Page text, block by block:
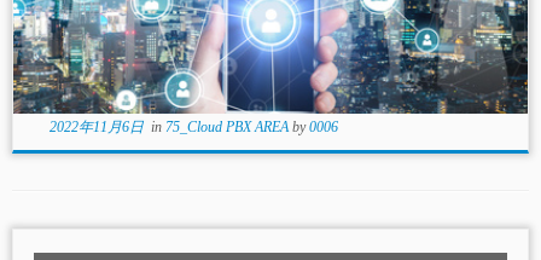
2022年11月6日in 75_Cloud PBX AREAby0006